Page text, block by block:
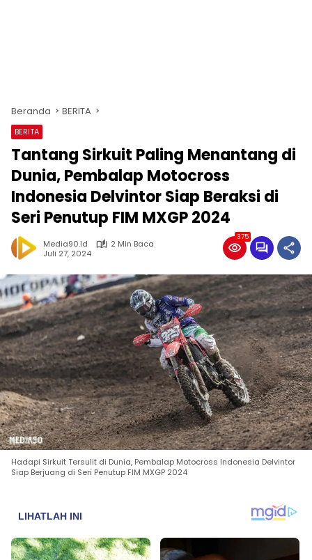
Beranda BERITA
BERITA
Tantang Sirkuit Paling Menantang di
Dunia, Pembalap Motocross
Indonesia Delvintor Siap Beraksi di
Seri Penutup FIM MXGP 2024
Media90.id
2 Min Baca
Juli 27, 2024
375
Hadapi Sirkuit Tersulit di Dunia, Pembalap Motocross Indonesia Delvintor
Siap Berjuang di Seri Penutup FIM MXGP 2024